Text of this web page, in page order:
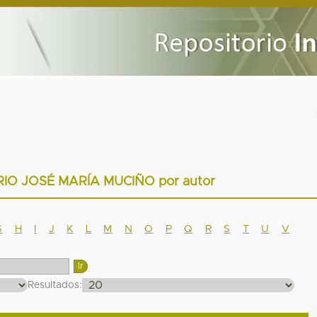
JOSÉ MARÍA MUCIÑO por autor
H J K M N O P Q R S T U V
Resultados: